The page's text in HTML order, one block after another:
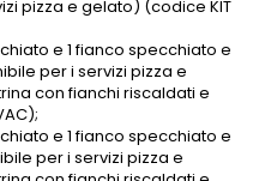
pizza e gelato) (codice KIT
e 1 fianco specchiato e
per i servizi pizza e
con fianchi riscaldati e
e 1 fianco specchiato e
per i servizi pizza e